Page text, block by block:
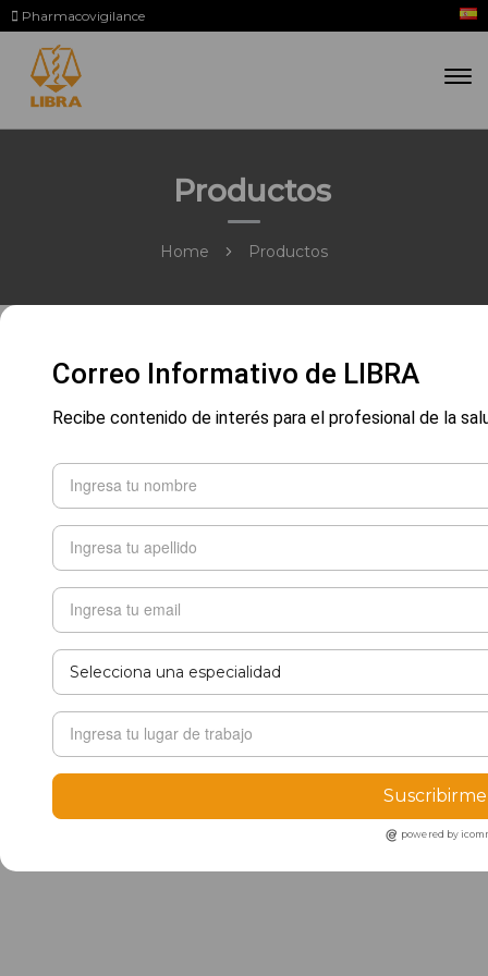
Pharmacovigilance
Productos
Home Productos
Correo Informativo de LIBRA
Recibe contenido de interés para el profesional de la
Suscribirme
powered by